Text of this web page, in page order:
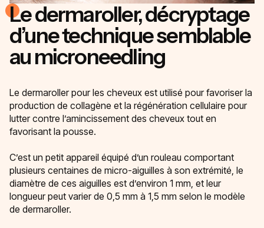
Le dermaroller, décryptage
d’une technique semblable
au microneedling
Le dermaroller pour les cheveux est utilisé pour favoriser la
production de collagène et la régénération cellulaire pour
lutter contre l’amincissement des cheveux tout en
favorisant la pousse.
C’est un petit appareil équipé d’un rouleau comportant
plusieurs centaines de micro-aiguilles à son extrémité, le
diamètre de ces aiguilles est d’environ 1 mm, et leur
longueur peut varier de 0,5 mm à 1,5 mm selon le modèle
de dermaroller.